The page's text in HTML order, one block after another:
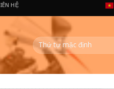
HỆ